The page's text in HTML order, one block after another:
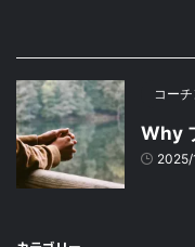
コー
Why